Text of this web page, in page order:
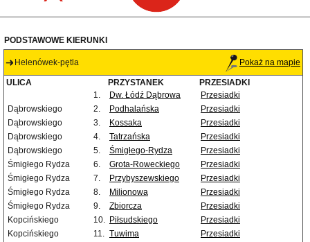
PODSTAWOWE KIERUNKI
Helenówek-pętla Pokaż na mapie
ULICA PRZYSTANEK
PRZESIADKI
1.
Dw. Łódź Dąbrowa
Przesiadki
Dąbrowskiego
2. Podhalańska
Przesiadki
Dąbrowskiego
3. Kossaka
Przesiadki
Dąbrowskiego
4. Tatrzańska
Przesiadki
Dąbrowskiego
5. Śmigłego-Rydza
Przesiadki
Śmigłego Rydza
6. Grota-Roweckiego
Przesiadki
Śmigłego Rydza
7. Przybyszewskiego
Przesiadki
Śmigłego Rydza
8. Milionowa
Przesiadki
Śmigłego Rydza
9. Zbiorcza
Przesiadki
Kopcińskiego
10. Piłsudskiego
Przesiadki
Kopcińskiego
11. Tuwima
Przesiadki